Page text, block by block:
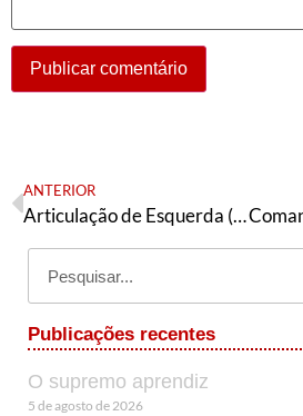
ANTERIOR
Articulação de Esquerda (PT) de Fortaleza realiza congresso no sábado (13)
Publicações recentes
O supremo aprendiz
5 de agosto de 2026